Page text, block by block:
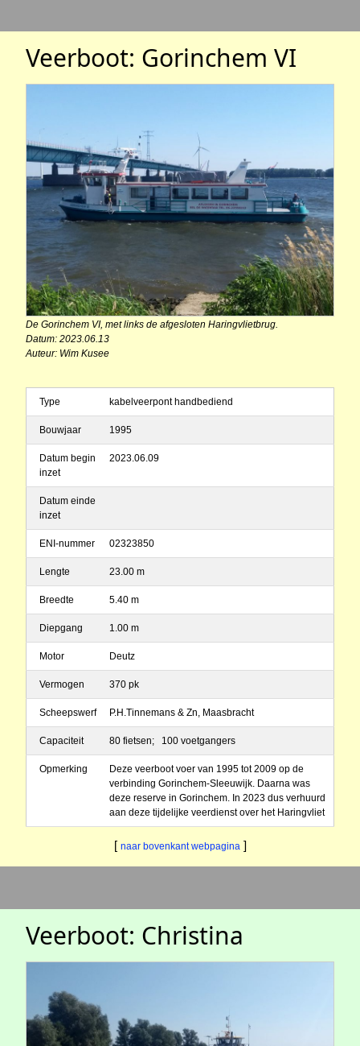
Veerboot: Gorinchem VI
De Gorinchem VI, met links de afgesloten Haringvlietbrug.
Datum: 2023.06.13
Auteur: Wim Kusee
Type kabelveerpont handbediend
Bouwjaar 1995
Datum begin
inzet
2023.06.09
Datum einde
inzet
ENI-nummer 02323850
Lengte 23.00 m
Breedte 5.40 m
Diepgang 1.00 m
Motor Deutz
Vermogen 370 pk
Scheepswerf P.H.Tinnemans & Zn, Maasbracht
Capaciteit 80 fietsen; 100 voetgangers
Opmerking
Deze veerboot voer van 1995 tot 2009 op de
verbinding Gorinchem-Sleeuwijk. Daarna was
deze reserve in Gorinchem. In 2023 dus verhuurd
aan deze tijdelijke veerdienst over het Haringvliet
[ naar bovenkant webpagina ]
Veerboot: Christina